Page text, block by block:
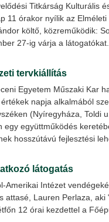
Titkárság Kulturális
11 órakor nyílik az
költő, közreműködik:
27-ig várja a látogatókat.
tervkiállítás
Egyetem Műszaki Kar
napja alkalmából
(Nyíregyháza, Toldi
egy együttműködés
hosszútávú fejlesztési
látogatás
Amerikai Intézet
attasé, Lauren Perlaza,
12 órai kezdettel a